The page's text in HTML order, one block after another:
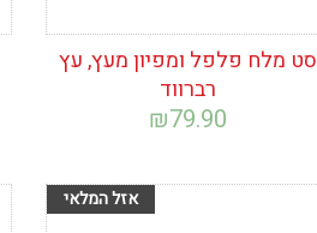
סט מלח פלפל ומפיון מעץ, עץ
רברווד
₪79.90